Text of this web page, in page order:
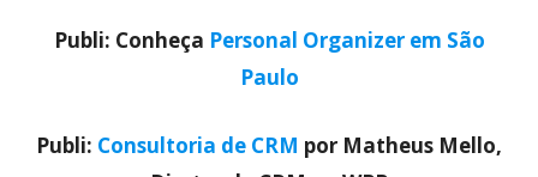
Publi: Conheça Personal Organizer em São
Paulo
Publi: Consultoria de CRM por Matheus Mello,